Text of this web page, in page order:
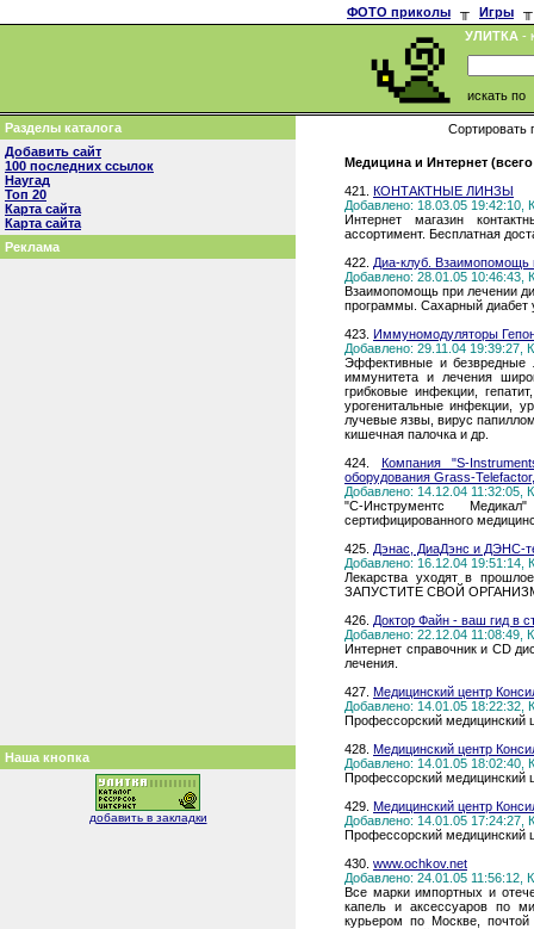
ФОТО приколы ╥ Игры
╥
УЛИТКА -
искать по
Разделы каталога
Добавить сайт
100 последних ссылок
Наугад
Топ 20
Карта сайта
Карта сайта
Реклама
Наша кнопка
добавить в закладки
Сортировать
Медицина и Интернет
421. КОНТАКТНЫЕ ЛИНЗЫ
Добавлено: 18.03.05 19:42:10,
Интернет магазин
ассортимент. Бесплатная
422. Диа-клуб. Взаимопомощь
Добавлено: 28.01.05 10:46:43,
Взаимопомощь при лечении
программы. Сахарный диабет
423. Иммуномодуляторы
Добавлено: 29.11.04 19:39:27,
Эффективные и безвредные
иммунитета и лечения
грибковые инфекции,
урогенитальные инфекции,
лучевые язвы, вирус
кишечная палочка и др.
424. Компания "S-
оборудования Grass-
Добавлено: 14.12.04 11:32:05,
"С-Инструментс
сертифицированного
425. Дэнас, ДиаДэнс и ДЭНС-
Добавлено: 16.12.04 19:51:14,
Лекарства уходят в
ЗАПУСТИТЕ СВОЙ
426. Доктор Файн - ваш гид в
Добавлено: 22.12.04 11:08:49,
Интернет справочник и CD
лечения.
427. Медицинский центр
Добавлено: 14.01.05 18:22:32,
Профессорский медицинский
428. Медицинский центр
Добавлено: 14.01.05 18:02:40,
Профессорский медицинский
429. Медицинский центр
Добавлено: 14.01.05 17:24:27,
Профессорский медицинский
430. www.ochkov.net
Добавлено: 24.01.05 11:56:12,
Все марки импортных и
капель и аксессуаров по
курьером по Москве,